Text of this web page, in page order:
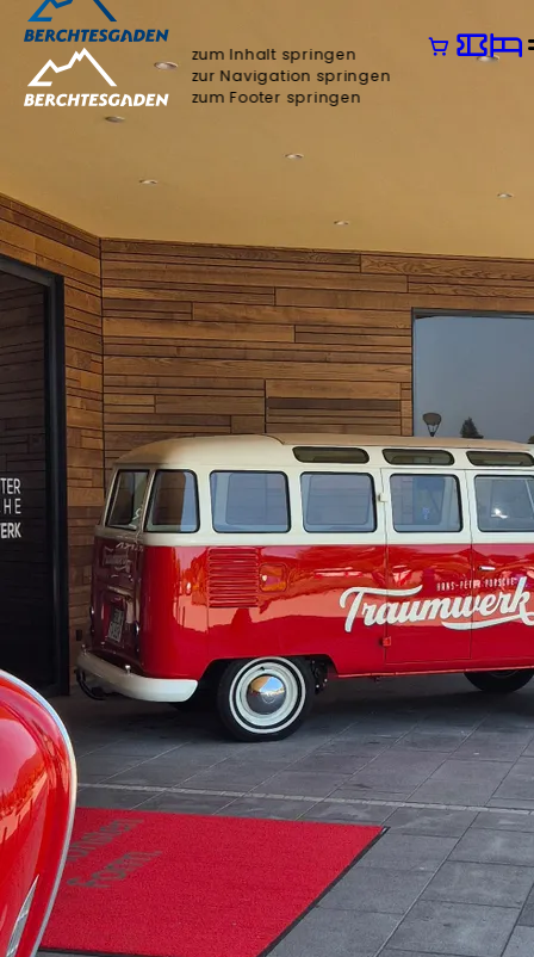
zum Inhalt springen
zur Navigation springen
zum Footer springen